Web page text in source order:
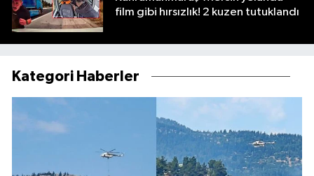
film gibi hırsızlık! 2 kuzen tutuklandı
Kategori Haberler